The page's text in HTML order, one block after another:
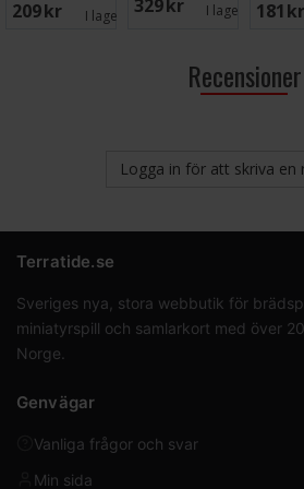
209 SEK I lager: 5329 SEK I lager: 1181
Recensioner
Logga in för att skriva en
Terratide.se
Sveriges nya, stora webbutik för
miniatyrspill och samlarkort med över
Norge.
Genvägar
Vanliga frågor och svar
Min sida